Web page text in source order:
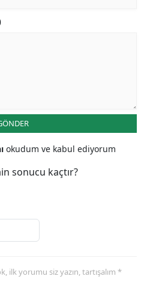
okudum ve kabul ediyorum
sonucu kaçtır?
ilk yorumu siz yazın, tartışalım *